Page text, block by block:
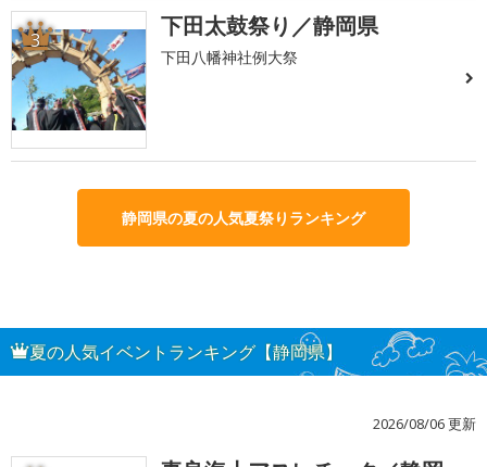
3 下田太鼓祭り／静岡県
下田八幡神社例大祭
静岡県の夏の人気夏祭りランキング
夏の人気イベントランキング【静岡県】
2026/08/06 更新